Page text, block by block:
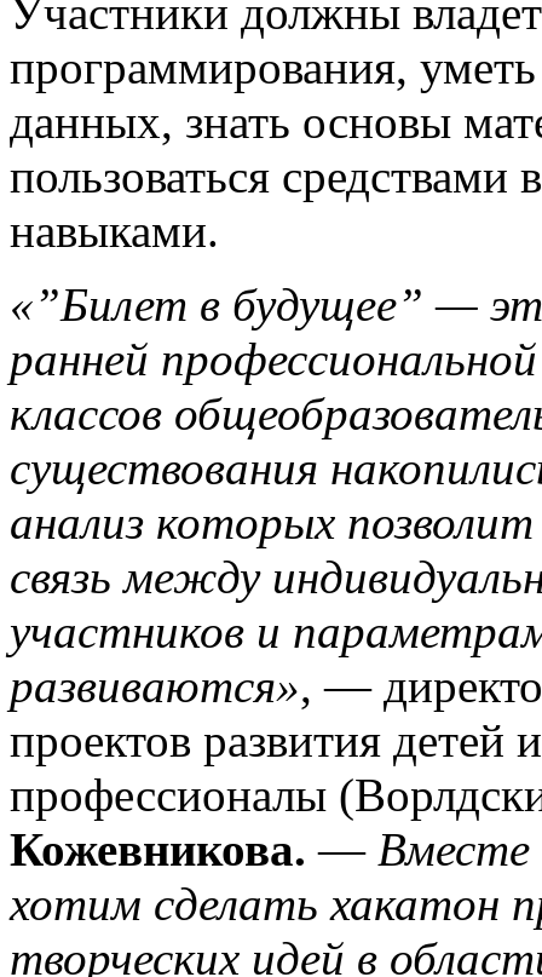
Участники должны
программирования,
данных, знать основы
пользоваться
навыками.
«”Билет в будущее” —
ранней
классов
существования
анализ которых
связь между
участников и
развиваются», —
проектов развития
профессионалы
Кожевникова. —
хотим сделать хакатон
творческих идей в